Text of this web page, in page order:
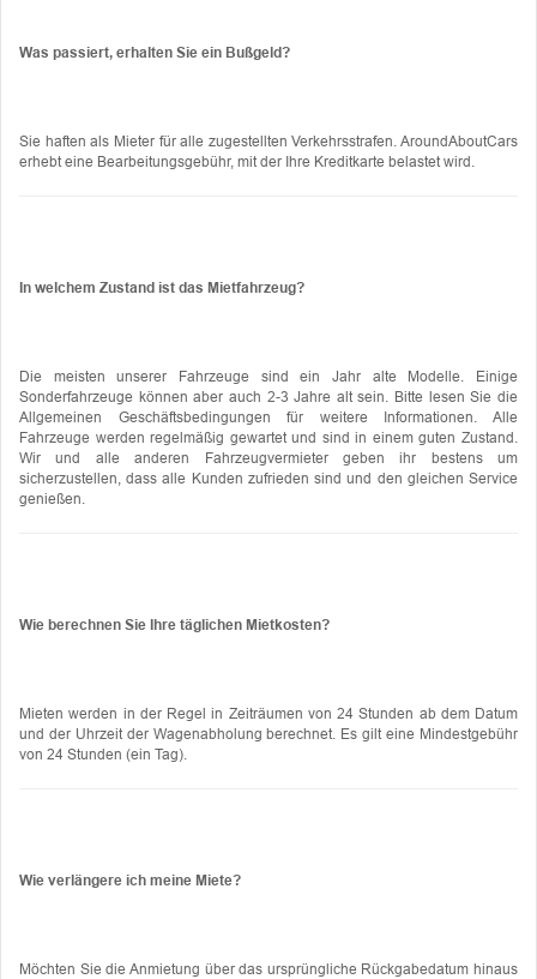
Was passiert, erhalten Sie ein Bußgeld?
Sie haften als Mieter für alle zugestellten Verkehrsstrafen. AroundAboutCars
erhebt eine Bearbeitungsgebühr, mit der Ihre Kreditkarte belastet wird.
In welchem ​​Zustand ist das Mietfahrzeug?
Die meisten unserer Fahrzeuge sind ein Jahr alte Modelle. Einige
Sonderfahrzeuge können aber auch 2-3 Jahre alt sein. Bitte lesen Sie die
Allgemeinen Geschäftsbedingungen für weitere Informationen. Alle
Fahrzeuge werden regelmäßig gewartet und sind in einem guten Zustand.
Wir und alle anderen Fahrzeugvermieter geben ihr bestens um
sicherzustellen, dass alle Kunden zufrieden sind und den gleichen Service
genießen.
Wie berechnen Sie Ihre täglichen Mietkosten?
Mieten werden in der Regel in Zeiträumen von 24 Stunden ab dem Datum
und der Uhrzeit der Wagenabholung berechnet. Es gilt eine Mindestgebühr
von 24 Stunden (ein Tag).
Wie verlängere ich meine Miete?
Möchten Sie die Anmietung über das ursprüngliche Rückgabedatum hinaus